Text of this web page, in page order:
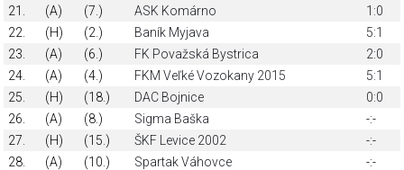
21.
(A) (7.) ASK Komárno
1:0
22.
(H) (2.) Baník Myjava
5:1
23.
(A) (6.) FK Považská Bystrica
2:0
24.
(A) (4.) FKM Veľké Vozokany 2015
5:1
25.
(H) (18.) DAC Bojnice
0:0
26.
(A) (8.) Sigma Baška
-:-
27.
(H) (15.) ŠKF Levice 2002
-:-
28.
(A) (10.) Spartak Váhovce
-:-